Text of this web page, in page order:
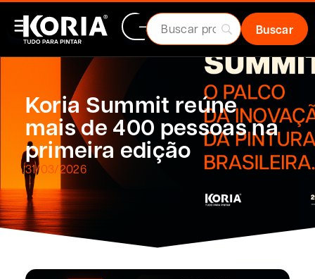
Koria Summit reúne
mais de 400 pessoas na
primeira edição
31/03/2026